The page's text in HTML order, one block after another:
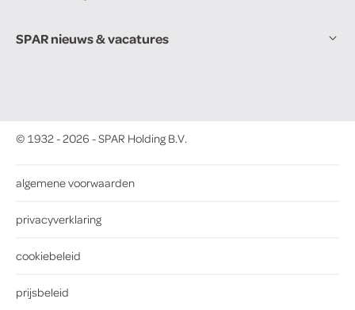
SPAR nieuws & vacatures
© 1932 - 2026 - SPAR Holding B.V.
algemene voorwaarden
privacyverklaring
cookiebeleid
prijsbeleid